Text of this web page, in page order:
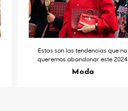
Estas son las tendencias que no
queremos abandonar este 2024
Moda